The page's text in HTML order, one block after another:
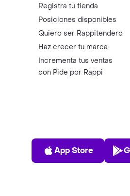
Registra tu tienda
Posiciones disponibles
Quiero ser Rappitendero
Haz crecer tu marca
Incrementa tus ventas
con Pide por Rappi
App Store
App Store